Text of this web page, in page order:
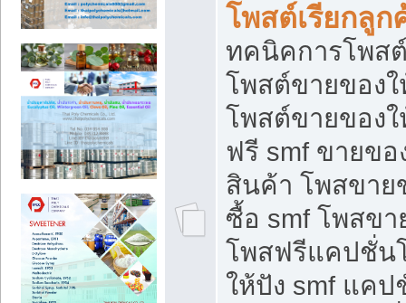
โพสต์เรียกลูก
ทคนิคการโพส
โพสต์ขายของ
โพสต์ขายของ
ฟรี smf ขายข
สินค้า โพสขาย
ซื้อ smf โพสข
โพสฟรีแคปชั่น
ให้ปัง smf แค